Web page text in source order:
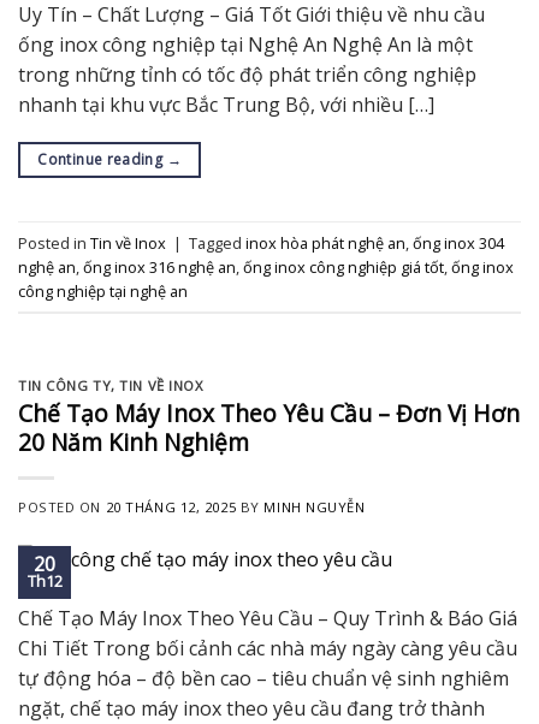
Uy Tín – Chất Lượng – Giá Tốt Giới thiệu về nhu cầu
ống inox công nghiệp tại Nghệ An Nghệ An là một
trong những tỉnh có tốc độ phát triển công nghiệp
nhanh tại khu vực Bắc Trung Bộ, với nhiều […]
Continue reading →
Posted in Tin về Inox | Tagged inox hòa phát nghệ an,ống inox 304
nghệ an,ống inox 316 nghệ an,ống inox công nghiệp giá tốt,ống inox
công nghiệp tại nghệ an
TIN CÔNG TY,TIN VỀ INOX
Chế Tạo Máy Inox Theo Yêu Cầu – Đơn Vị Hơn
20 Năm Kinh Nghiệm
POSTED ON 20 THÁNG 12, 2025 BY MINH NGUYỄN
20
Th12
Chế Tạo Máy Inox Theo Yêu Cầu – Quy Trình & Báo Giá
Chi Tiết Trong bối cảnh các nhà máy ngày càng yêu cầu
tự động hóa – độ bền cao – tiêu chuẩn vệ sinh nghiêm
ngặt, chế tạo máy inox theo yêu cầu đang trở thành